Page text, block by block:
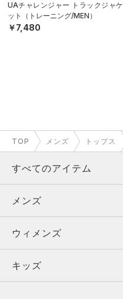
UAチャレンジャー トラックジャケ
ット（トレーニング/MEN）
￥7,480
TOP メンズ トップス
すべてのアイテム
メンズ
ウィメンズ
キッズ
メンズ
トップス
ボトムス
ウィメンズ
トップス
キッズ